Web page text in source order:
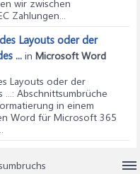
wir zwischen
Zahlungen...
Layouts oder der
... in Microsoft Word
Layouts oder der
...: Abschnittsumbrüche
in einem
Word für Microsoft 365